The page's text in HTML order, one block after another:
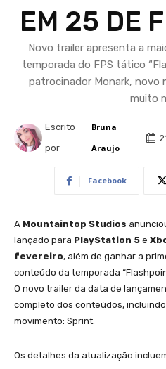
EM 25 DE
Novo trailer apresenta a
temporada do FPS tático
patrocinador Monark, novo
muito
Escrito
por
Bruna
Araujo
Facebook
A Mountaintop Studios
lançado para PlayStation 5 e
fevereiro, além de ganhar a
conteúdo da temporada
O novo trailer da data de
completo dos conteúdos,
movimento: Sprint.
Os detalhes da atualização